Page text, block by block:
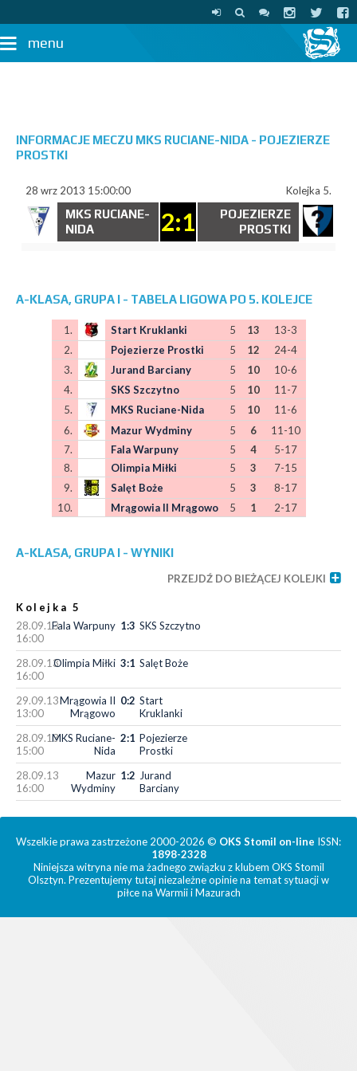
menu
INFORMACJE MECZU MKS RUCIANE-NIDA - POJEZIERZE
PROSTKI
28 wrz 2013 15:00:00 Kolejka 5.
MKS RUCIANE-
NIDA
2:1
POJEZIERZE
PROSTKI
A-KLASA, GRUPA I - TABELA LIGOWA PO 5. KOLEJCE
1. Start Kruklanki 5 13
13-3
2.
Pojezierze Prostki 5 12
24-4
3.
Jurand Barciany 5 10
10-6
4.
SKS Szczytno 5 10
11-7
5.
MKS Ruciane-Nida 5 10
11-6
6.
Mazur Wydminy 5 6
11-10
7.
Fala Warpuny 5 4
5-17
8.
Olimpia Miłki 5 3
7-15
9.
Salęt Boże 5 3
8-17
10.
Mrągowia II Mrągowo 5 1 2-17
A-KLASA, GRUPA I - WYNIKI
PRZEJDŹ DO BIEŻĄCEJ KOLEJKI
Kolejka 5
28.09.13
16:00
Fala Warpuny 1:3 SKS Szczytno
28.09.13
16:00
Olimpia Miłki 3:1 Salęt Boże
29.09.13
13:00
Mrągowia II
Mrągowo
0:2 Start
Kruklanki
28.09.13
15:00
MKS Ruciane-
Nida
2:1 Pojezierze
Prostki
28.09.13
16:00
Mazur
Wydminy
1:2 Jurand
Barciany
Wszelkie prawa zastrzeżone 2000-2026 © OKS Stomil on-line ISSN:
1898-2328
Niniejsza witryna nie ma żadnego związku z klubem OKS Stomil
Olsztyn. Prezentujemy tutaj niezależne opinie na temat sytuacji w
piłce na Warmii i Mazurach